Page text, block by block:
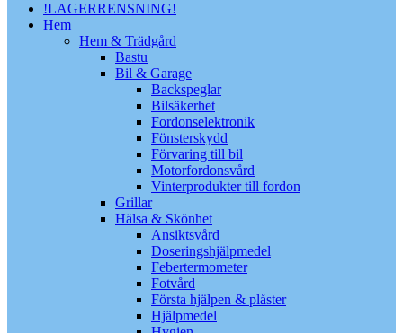
!LAGERRENSNING!
Hem
Hem & Trädgård
Bastu
Bil & Garage
Backspeglar
Bilsäkerhet
Fordonselektronik
Fönsterskydd
Förvaring till bil
Motorfordonsvård
Vinterprodukter till fordon
Grillar
Hälsa & Skönhet
Ansiktsvård
Doseringshjälpmedel
Febertermometer
Fotvård
Första hjälpen & plåster
Hjälpmedel